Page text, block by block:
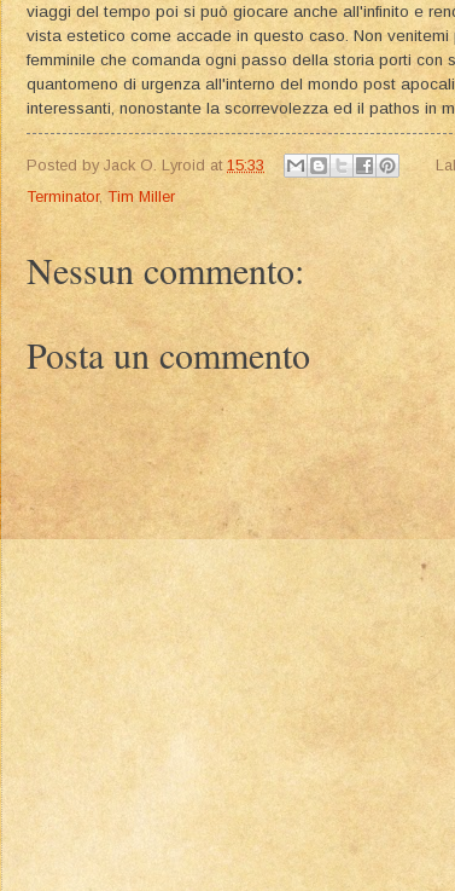
viaggi del tempo poi si può giocare anche all'infinito e
vista estetico come accade in questo caso. Non
femminile che comanda ogni passo della storia porti con
quantomeno di urgenza all'interno del mondo post
interessanti, nonostante la scorrevolezza ed il pathos in
Posted by Jack O. Lyroid at 15:33
Terminator, Tim Miller
Nessun commento:
Posta un commento